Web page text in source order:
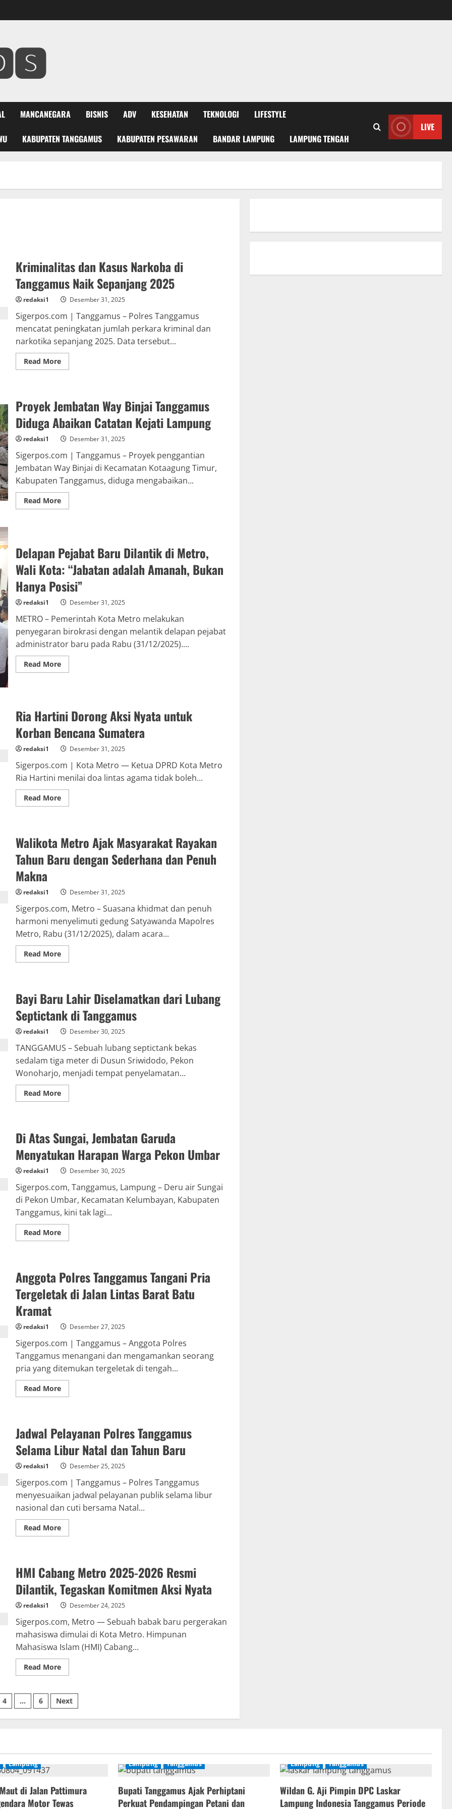
MANCANEGARA BISNIS ADV KESEHATAN TEKNOLOGI LIFESTYLE
KABUPATEN TANGGAMUS KABUPATEN PESAWARAN BANDAR LAMPUNG LAMPUNG TENGAH
LIVE
Kriminalitas dan Kasus Narkoba di
Tanggamus Naik Sepanjang 2025
redaksi1 Desember 31, 2025
Sigerpos.com | Tanggamus – Polres Tanggamus
mencatat peningkatan jumlah perkara kriminal dan
narkotika sepanjang 2025. Data tersebut...
Read MoreRead
more
Narkoba
di
Tanggamus
Naik
Sepanjang
2025
Proyek Jembatan Way Binjai Tanggamus
Diduga Abaikan Catatan Kejati Lampung
redaksi1 Desember 31, 2025
Sigerpos.com | Tanggamus – Proyek penggantian
Jembatan Way Binjai di Kecamatan Kotaagung Timur,
Kabupaten Tanggamus, diduga mengabaikan...
Read MoreRead
more
Tanggamus
Diduga
Abaikan
Catatan
Kejati
Lampung
Delapan Pejabat Baru Dilantik di Metro,
Wali Kota: “Jabatan adalah Amanah, Bukan
Hanya Posisi”
redaksi1 Desember 31, 2025
METRO – Pemerintah Kota Metro melakukan
penyegaran birokrasi dengan melantik delapan pejabat
administrator baru pada Rabu (31/12/2025)....
Read MoreRead
more
di
Metro,
Kota:
“Jabatan
adalah
Bukan
Hanya
Posisi”
Ria Hartini Dorong Aksi Nyata untuk
Korban Bencana Sumatera
redaksi1 Desember 31, 2025
Sigerpos.com | Kota Metro — Ketua DPRD Kota Metro
Ria Hartini menilai doa lintas agama tidak boleh...
Read MoreRead
more
Aksi
Nyata
untuk
Korban
Bencana
Walikota Metro Ajak Masyarakat Rayakan
Tahun Baru dengan Sederhana dan Penuh
Makna
redaksi1 Desember 31, 2025
Sigerpos.com, Metro – Suasana khidmat dan penuh
harmoni menyelimuti gedung Satyawanda Mapolres
Metro, Rabu (31/12/2025), dalam acara...
Read MoreRead
more
Masyarakat
Rayakan
Tahun
Baru
dengan
Sederhana
Penuh
Makna
Bayi Baru Lahir Diselamatkan dari Lubang
Septictank di Tanggamus
redaksi1 Desember 30, 2025
TANGGAMUS – Sebuah lubang septictank bekas
sedalam tiga meter di Dusun Sriwidodo, Pekon
Wonoharjo, menjadi tempat penyelamatan...
Read MoreRead
more
Diselamatkan
dari
Lubang
Septictank
di
Tanggamus
Di Atas Sungai, Jembatan Garuda
Menyatukan Harapan Warga Pekon Umbar
redaksi1 Desember 30, 2025
Sigerpos.com, Tanggamus, Lampung – Deru air Sungai
di Pekon Umbar, Kecamatan Kelumbayan, Kabupaten
Tanggamus, kini tak lagi...
Read MoreRead
more
Jembatan
Garuda
Menyatukan
Harapan
Warga
Anggota Polres Tanggamus Tangani Pria
Tergeletak di Jalan Lintas Barat Batu
Kramat
redaksi1 Desember 27, 2025
Sigerpos.com | Tanggamus – Anggota Polres
Tanggamus menangani dan mengamankan seorang
pria yang ditemukan tergeletak di tengah...
Read MoreRead
more
Tangani
Pria
Tergeletak
di
Jalan
Lintas
Batu
Kramat
Jadwal Pelayanan Polres Tanggamus
Selama Libur Natal dan Tahun Baru
redaksi1 Desember 25, 2025
Sigerpos.com | Tanggamus – Polres Tanggamus
menyesuaikan jadwal pelayanan publik selama libur
nasional dan cuti bersama Natal...
Read MoreRead
more
Tanggamus
Selama
Libur
Natal
dan
Tahun
HMI Cabang Metro 2025-2026 Resmi
Dilantik, Tegaskan Komitmen Aksi Nyata
redaksi1 Desember 24, 2025
Sigerpos.com, Metro — Sebuah babak baru pergerakan
mahasiswa dimulai di Kota Metro. Himpunan
Mahasiswa Islam (HMI) Cabang...
Read MoreRead
more
Cabang
Metro
2025-
Aksi
4 … 6 Next
Lampung
di Jalan Pattimura
Motor Tewas
Lampung Tanggamus
Bupati Tanggamus Ajak Perhiptani
Perkuat Pendampingan Petani dan
Lampung Tanggamus
Wildan G. Aji Pimpin DPC Laskar
Lampung Indonesia Tanggamus Periode